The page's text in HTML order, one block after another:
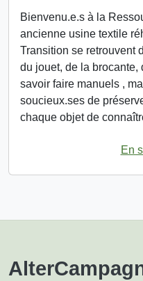
Bienvenu.e.s à la
ancienne usine textile
Transition se retrouvent
du jouet, de la brocante,
savoir faire manuels ,
soucieux.ses de
chaque objet de
En